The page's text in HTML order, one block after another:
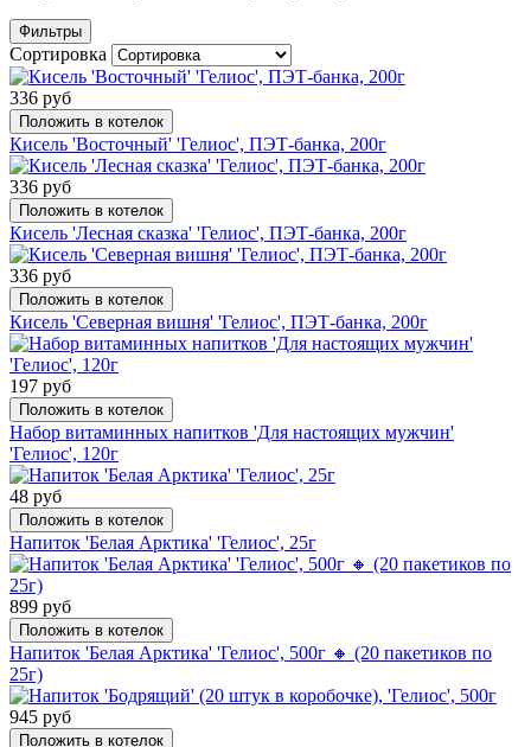
Фильтры
Сортировка
336 руб
Положить в котелок
Кисель 'Восточный' 'Гелиос', ПЭТ-банка, 200г
336 руб
Положить в котелок
Кисель 'Лесная сказка' 'Гелиос', ПЭТ-банка, 200г
336 руб
Положить в котелок
Кисель 'Северная вишня' 'Гелиос', ПЭТ-банка, 200г
197 руб
Положить в котелок
Набор витаминных напитков 'Для настоящих мужчин'
'Гелиос', 120г
48 руб
Положить в котелок
Напиток 'Белая Арктика' 'Гелиос', 25г
899 руб
Положить в котелок
Напиток 'Белая Арктика' 'Гелиос', 500г 🔸 (20 пакетиков по
25г)
945 руб
Положить в котелок